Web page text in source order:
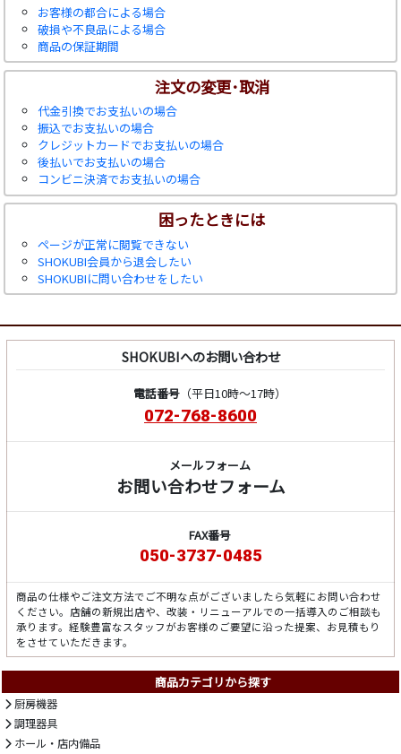
お客様の都合による場合
破損や不良品による場合
商品の保証期間
注文の変更･取消
代金引換でお支払いの場合
振込でお支払いの場合
クレジットカードでお支払いの場合
後払いでお支払いの場合
コンビニ決済でお支払いの場合
困ったときには
ページが正常に閲覧できない
SHOKUBI会員から退会したい
SHOKUBIに問い合わせをしたい
SHOKUBIへのお問い合わせ
電話番号（平日10時～17時）
072-768-8600
メールフォーム
お問い合わせフォーム
FAX番号
050-3737-0485
商品の仕様やご注文方法でご不明な点がございましたら気軽にお問い合わせ
ください。店舗の新規出店や、改装・リニューアルでの一括導入のご相談も
承ります。経験豊富なスタッフがお客様のご要望に沿った提案、お見積もり
をさせていただきます。
商品カテゴリから探す
厨房機器
調理器具
ホール・店内備品